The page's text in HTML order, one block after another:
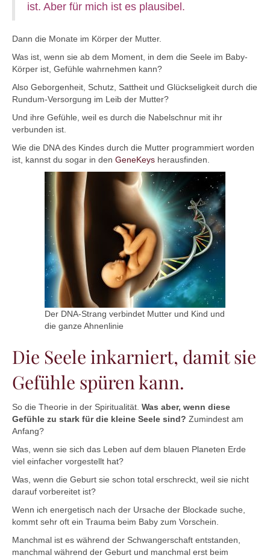
ist. Aber für mich ist es plausibel.
Dann die Monate im Körper der Mutter.
Was ist, wenn sie ab dem Moment, in dem die Seele im Baby-
Körper ist, Gefühle wahrnehmen kann?
Also Geborgenheit, Schutz, Sattheit und Glückseligkeit durch die
Rundum-Versorgung im Leib der Mutter?
Und ihre Gefühle, weil es durch die Nabelschnur mit ihr
verbunden ist.
Wie die DNA des Kindes durch die Mutter programmiert worden
ist, kannst du sogar in den GeneKeys herausfinden.
Der DNA-Strang verbindet Mutter und Kind und
die ganze Ahnenlinie
Die Seele inkarniert, damit sie
Gefühle spüren kann.
So die Theorie in der Spiritualität. Was aber, wenn diese
Gefühle zu stark für die kleine Seele sind? Zumindest am
Anfang?
Was, wenn sie sich das Leben auf dem blauen Planeten Erde
viel einfacher vorgestellt hat?
Was, wenn die Geburt sie schon total erschreckt, weil sie nicht
darauf vorbereitet ist?
Wenn ich energetisch nach der Ursache der Blockade suche,
kommt sehr oft ein Trauma beim Baby zum Vorschein.
Manchmal ist es während der Schwangerschaft entstanden,
manchmal während der Geburt und manchmal erst beim